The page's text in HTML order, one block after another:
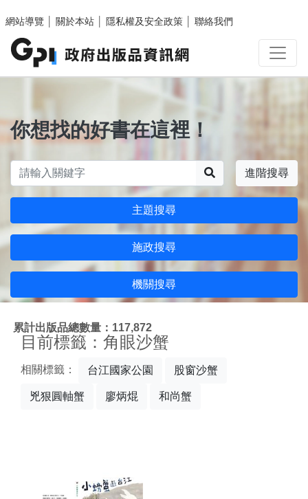
網站導覽
關於本站 隱私權及安全政策 聯絡我們
你想找的好書在這裡！
進階搜尋
主題搜尋
施政搜尋
機關搜尋
累計出版品總數量：117,872
目前標籤：角眼沙蟹
相關標籤： 台江國家公園 股窗沙蟹
兇狠圓軸蟹 廖炳焜 和尚蟹